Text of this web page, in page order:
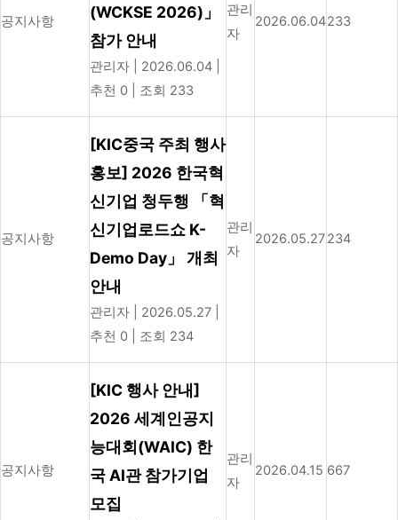
공지사항
(WCKSE 2026)」
참가 안내
관리자 2026.06.04
추천 0
조회 233
관리
자
2026.06.04233
공지사항
[KIC중국 주최 행사
홍보] 2026 한국혁
신기업 청두행 「혁
신기업로드쇼 K-
Demo Day」 개최
안내
관리자 2026.05.27
추천 0
조회 234
관리
자
2026.05.27234
공지사항
[KIC 행사 안내]
2026 세계인공지
능대회(WAIC) 한
국 AI관 참가기업
모집
관리
자
2026.04.15 667